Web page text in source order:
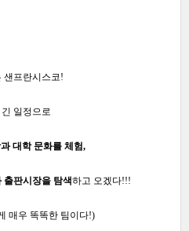
샌프란시스코!
일정으로
대학 문화를 체험,
출판시장을 탐색하고 오겠다!!!
매우 똑똑한 팀이다!)